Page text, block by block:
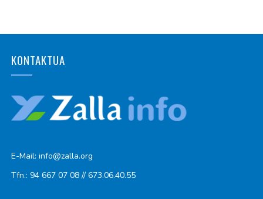
KONTAKTUA
E-Mail: info@zalla.org
Tfn.: 94 667 07 08 // 673.06.40.55